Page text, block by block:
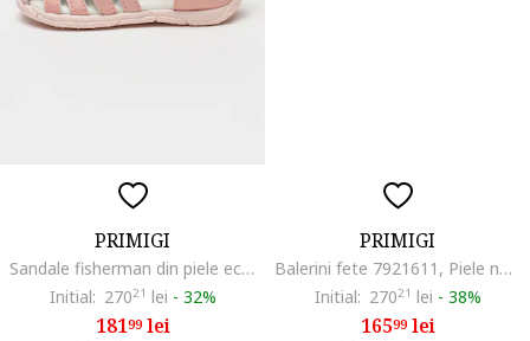
PRIMIGI
Sandale fisherman din piele ecologica, Alb/Roz pastel
Initial: 27021 lei - 32%
18199lei
PRIMIGI
Balerini fete 7921611, Piele naturala, Roz, Roz
Initial: 27021 lei - 38%
16599lei